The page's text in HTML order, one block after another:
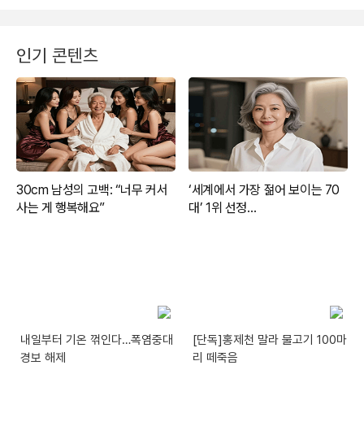
인기 콘텐츠
내일부터 기온 꺾인다…폭염중대
경보 해제
[단독]홍제천 말라 물고기 100마
리 떼죽음